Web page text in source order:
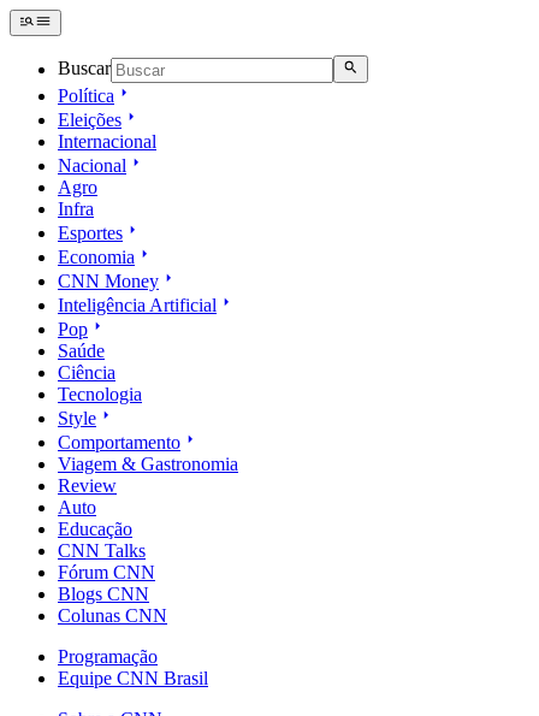
Buscar
Política
Eleições
Internacional
Nacional
Agro
Infra
Esportes
Economia
CNN Money
Inteligência Artificial
Pop
Saúde
Ciência
Tecnologia
Style
Comportamento
Viagem & Gastronomia
Review
Auto
Educação
CNN Talks
Fórum CNN
Blogs CNN
Colunas CNN
Programação
Equipe CNN Brasil